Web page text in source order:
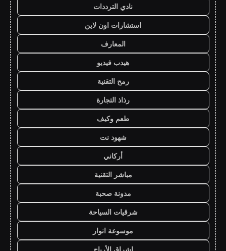
نادي الترددات
استشارات اون لاين
المعارف
هيدب فيديو
رمح التقنية
رذاذ التجارة
طعم وكيف
شهود نت
أركاني
مباشر التقنية
مدونة صحبة
شرقيات السياحة
موسوعة انوار